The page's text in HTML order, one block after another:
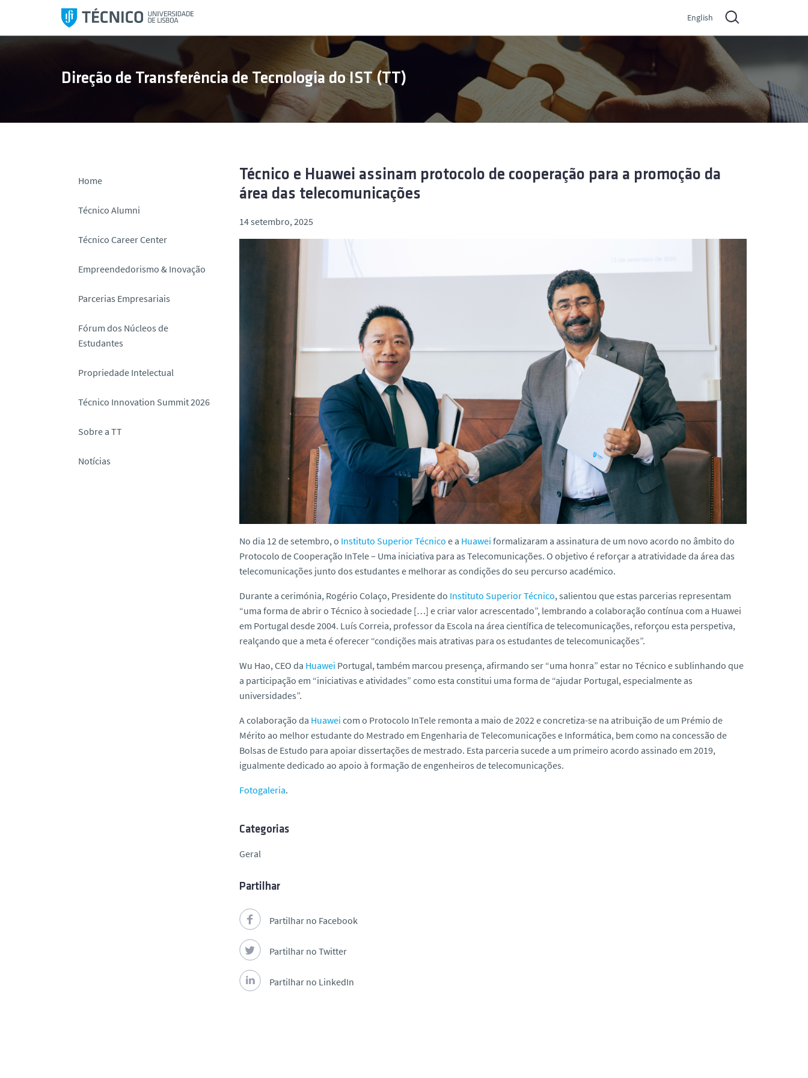
l
English
Direção de Transferência de Tecnologia do IST (TT)
Home
Técnico Alumni
Técnico Career Center
Empreendedorismo & Inovação
Parcerias Empresariais
Fórum dos Núcleos de
Estudantes
Propriedade Intelectual
Técnico Innovation Summit 2026
Sobre a TT
Notícias
Técnico e Huawei assinam protocolo de cooperação para a promoção da
área das telecomunicações
14 setembro, 2025
No dia 12 de setembro, o Instituto Superior Técnico e a Huawei formalizaram a assinatura de um novo acordo no âmbito do
Protocolo de Cooperação InTele – Uma iniciativa para as Telecomunicações. O objetivo é reforçar a atratividade da área das
telecomunicações junto dos estudantes e melhorar as condições do seu percurso académico.
Durante a cerimónia, Rogério Colaço, Presidente do Instituto Superior Técnico, salientou que estas parcerias representam
“uma forma de abrir o Técnico à sociedade […] e criar valor acrescentado”, lembrando a colaboração contínua com a Huawei
em Portugal desde 2004. Luís Correia, professor da Escola na área científica de telecomunicações, reforçou esta perspetiva,
realçando que a meta é oferecer “condições mais atrativas para os estudantes de telecomunicações”.
Wu Hao, CEO da Huawei Portugal, também marcou presença, afirmando ser “uma honra” estar no Técnico e sublinhando que
a participação em “iniciativas e atividades” como esta constitui uma forma de “ajudar Portugal, especialmente as
universidades”.
A colaboração da Huawei com o Protocolo InTele remonta a maio de 2022 e concretiza-se na atribuição de um Prémio de
Mérito ao melhor estudante do Mestrado em Engenharia de Telecomunicações e Informática, bem como na concessão de
Bolsas de Estudo para apoiar dissertações de mestrado. Esta parceria sucede a um primeiro acordo assinado em 2019,
igualmente dedicado ao apoio à formação de engenheiros de telecomunicações.
Fotogaleria.
Categorias
Geral
Partilhar
Partilhar no Facebook
Partilhar no Twitter
Partilhar no LinkedIn